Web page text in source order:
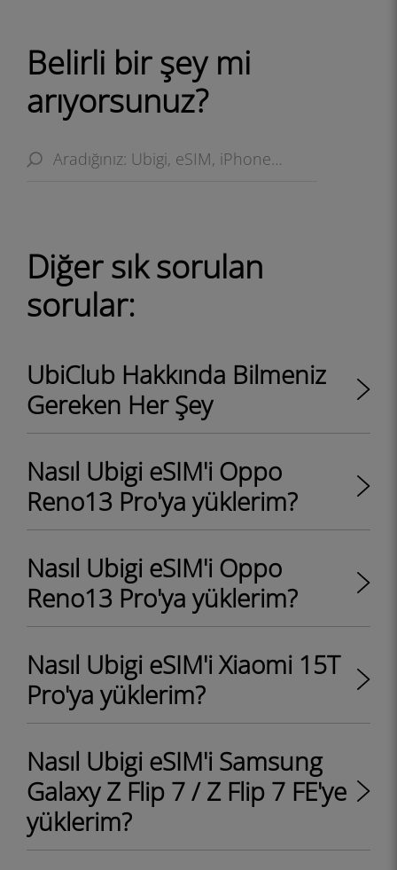
Belirli bir şey mi
arıyorsunuz?
Diğer sık ​​sorulan
sorular:
UbiClub Hakkında Bilmeniz
Gereken Her Şey
Nasıl Ubigi eSIM'i Oppo
Reno13 Pro'ya yüklerim?
Nasıl Ubigi eSIM'i Oppo
Reno13 Pro'ya yüklerim?
Nasıl Ubigi eSIM'i Xiaomi 15T
Pro'ya yüklerim?
Nasıl Ubigi eSIM'i Samsung
Galaxy Z Flip 7 / Z Flip 7 FE'ye
yüklerim?